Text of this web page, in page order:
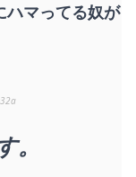
ハマってる奴が